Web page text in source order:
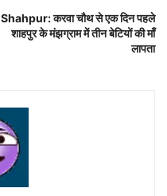
Shahpur: करवा चौथ से एक दिन पहले
शाहपुर के मंझग्राम में तीन बेटियों की माँ
लापता